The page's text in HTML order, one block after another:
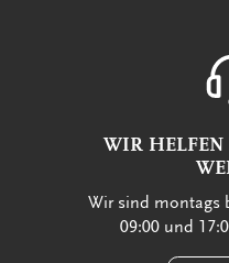
WIR HELFEN
Wir sind montags
09:00 und